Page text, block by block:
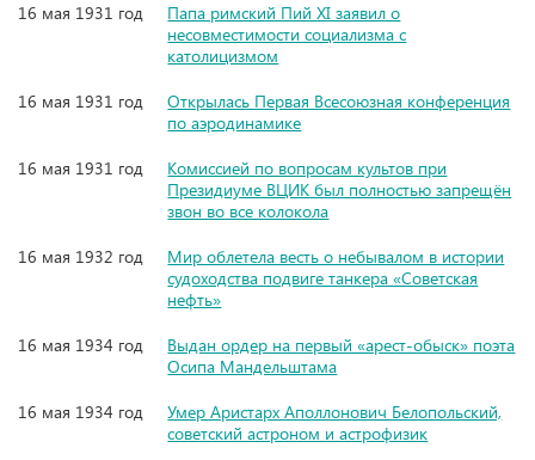
16 мая 1931 год
Папа римский Пий XI заявил о
несовместимости социализма с
католицизмом
16 мая 1931 год
Открылась Первая Всесоюзная конференция
по аэродинамике
16 мая 1931 год
Комиссией по вопросам культов при
Президиуме ВЦИК был полностью запрещён
звон во все колокола
16 мая 1932 год
Мир облетела весть о небывалом в истории
судоходства подвиге танкера «Советская
нефть»
16 мая 1934 год
Выдан ордер на первый «арест-обыск» поэта
Осипа Мандельштама
16 мая 1934 год
Умер Аристарх Аполлонович Белопольский,
советский астроном и астрофизик